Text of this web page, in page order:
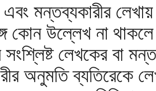
মন্তব্যকারীর
কোন উল্লেখ না
সংশ্লিষ্ট লেখকের বা
অনুমতি ব্যতিরেকে